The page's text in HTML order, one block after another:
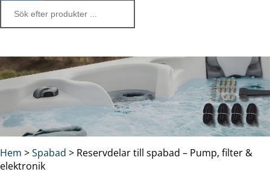
Hem >Spabad > Reservdelar till spabad – Pump, filter &
elektronik